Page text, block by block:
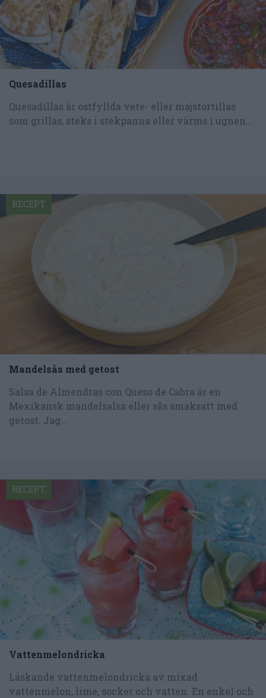
Quesadillas
Quesadillas är ostfyllda vete- eller majstortillas
som grillas, steks i stekpanna eller värms i ugnen...
Mandelsås med getost
Salsa de Almendras con Queso de Cabra är en
Mexikansk mandelsalsa eller sås smaksatt med
getost. Jag...
RECEPT
Vattenmelondricka
Läskande vattenmelondricka av mixad
vattenmelon, lime, socker och vatten. En enkel och
RECEPT